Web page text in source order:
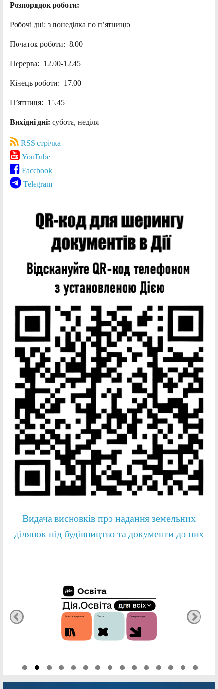
Розпорядок роботи:
Робочі дні: з понеділка по п’ятницю
Початок роботи: 8.00
Перерва: 12.00-12.45
Кінець роботи: 17.00
П’ятниця: 15.45
Вихідні дні: субота, неділя
RSS стрічка
YouTube
Facebook
Telegram
Видача висновків про надання земельних
ділянок під будівництво та документи до них